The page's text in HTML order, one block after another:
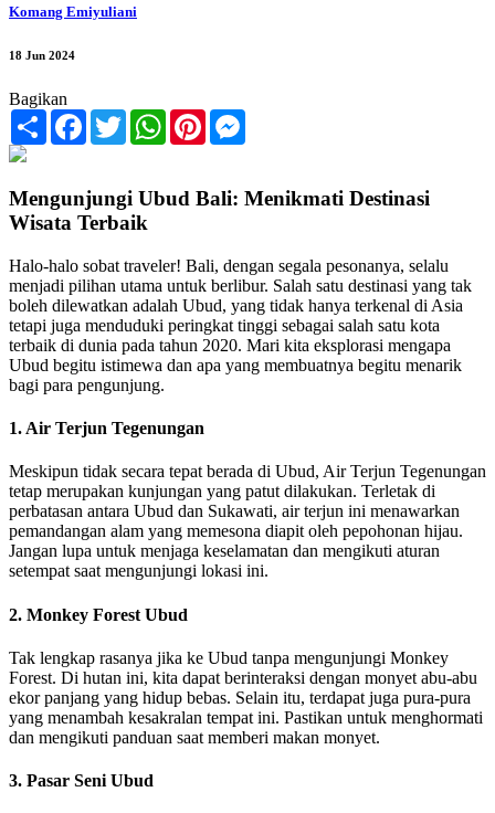
Komang Emiyuliani
18 Jun 2024
Bagikan
Share FacebookTwitterWhatsApp
Pinterest
Mengunjungi Ubud Bali: Menikmati Destinasi
Wisata Terbaik
Halo-halo sobat traveler! Bali, dengan segala pesonanya, selalu
menjadi pilihan utama untuk berlibur. Salah satu destinasi yang tak
boleh dilewatkan adalah Ubud, yang tidak hanya terkenal di Asia
tetapi juga menduduki peringkat tinggi sebagai salah satu kota
terbaik di dunia pada tahun 2020. Mari kita eksplorasi mengapa
Ubud begitu istimewa dan apa yang membuatnya begitu menarik
bagi para pengunjung.
1. Air Terjun Tegenungan
Meskipun tidak secara tepat berada di Ubud, Air Terjun Tegenungan
tetap merupakan kunjungan yang patut dilakukan. Terletak di
perbatasan antara Ubud dan Sukawati, air terjun ini menawarkan
pemandangan alam yang memesona diapit oleh pepohonan hijau.
Jangan lupa untuk menjaga keselamatan dan mengikuti aturan
setempat saat mengunjungi lokasi ini.
2. Monkey Forest Ubud
Tak lengkap rasanya jika ke Ubud tanpa mengunjungi Monkey
Forest. Di hutan ini, kita dapat berinteraksi dengan monyet abu-abu
ekor panjang yang hidup bebas. Selain itu, terdapat juga pura-pura
yang menambah kesakralan tempat ini. Pastikan untuk menghormati
dan mengikuti panduan saat memberi makan monyet.
3. Pasar Seni Ubud